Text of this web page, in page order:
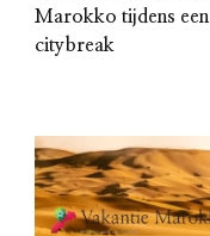
Marokko tijdens een
citybreak